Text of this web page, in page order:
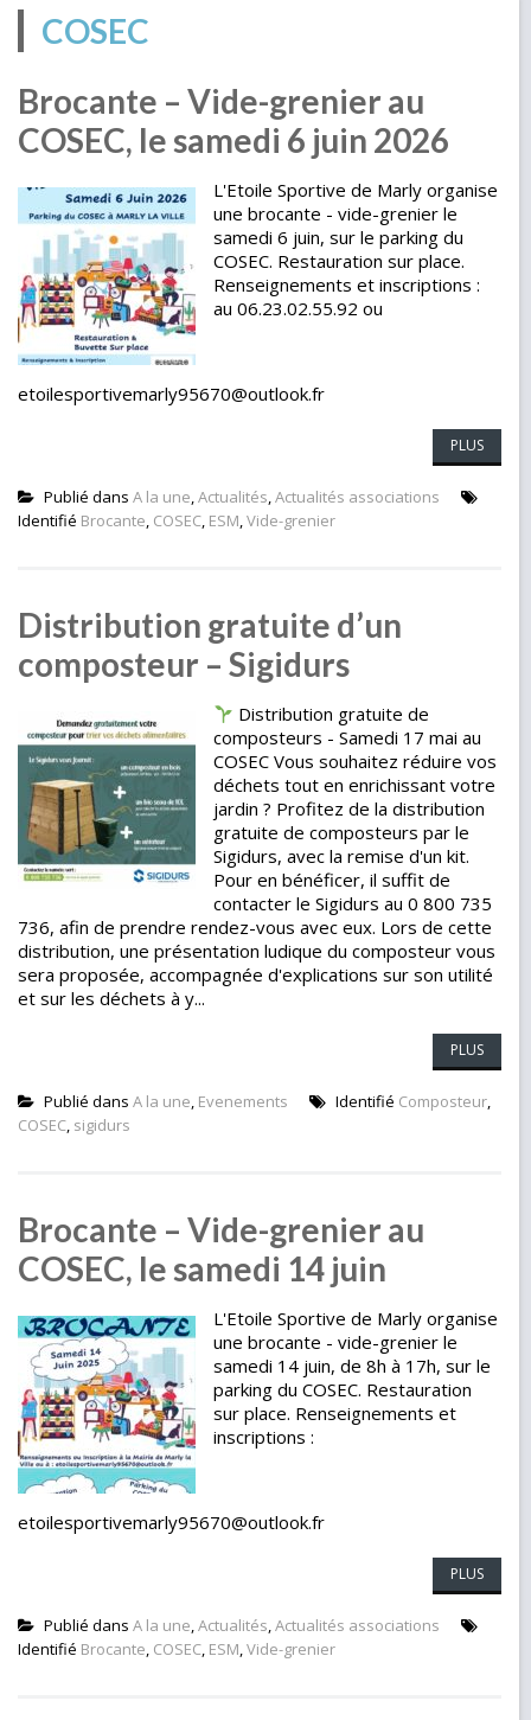
COSEC
Brocante – Vide-grenier au
COSEC, le samedi 6 juin 2026
L'Etoile Sportive de Marly organise
une brocante - vide-grenier le
samedi 6 juin, sur le parking du
COSEC. Restauration sur place.
Renseignements et inscriptions :
au 06.23.02.55.92 ou
etoilesportivemarly95670@outlook.fr
PLUS
Publié dans A la une,Actualités,Actualités associations
Identifié Brocante, COSEC, ESM,Vide-grenier
Distribution gratuite d’un
composteur – Sigidurs
Distribution gratuite de
composteurs - Samedi 17 mai au
COSEC Vous souhaitez réduire vos
déchets tout en enrichissant votre
jardin ? Profitez de la distribution
gratuite de composteurs par le
Sigidurs, avec la remise d'un kit.
Pour en bénéficer, il suffit de
contacter le Sigidurs au 0 800 735
736, afin de prendre rendez-vous avec eux. Lors de cette
distribution, une présentation ludique du composteur vous
sera proposée, accompagnée d'explications sur son utilité
et sur les déchets à y...
PLUS
Publié dans A la une, Evenements Identifié Composteur,
COSEC, sigidurs
Brocante – Vide-grenier au
COSEC, le samedi 14 juin
L'Etoile Sportive de Marly organise
une brocante - vide-grenier le
samedi 14 juin, de 8h à 17h, sur le
parking du COSEC. Restauration
sur place. Renseignements et
inscriptions :
etoilesportivemarly95670@outlook.fr
PLUS
Publié dans A la une,Actualités,Actualités associations
Identifié Brocante, COSEC, ESM,Vide-grenier